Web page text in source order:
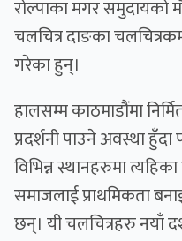
रोल्पाका मगर समुदायको
चलचित्र दाङका
गरेका हुन्।
हालसम्म काठमाडौंमा
प्रदर्शनी पाउने अवस्था
विभिन्न स्थानहरुमा
समाजलाई प्राथमिकता
छन्। यी चलचित्रहरु नयाँ